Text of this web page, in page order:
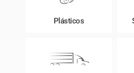
Plásticos